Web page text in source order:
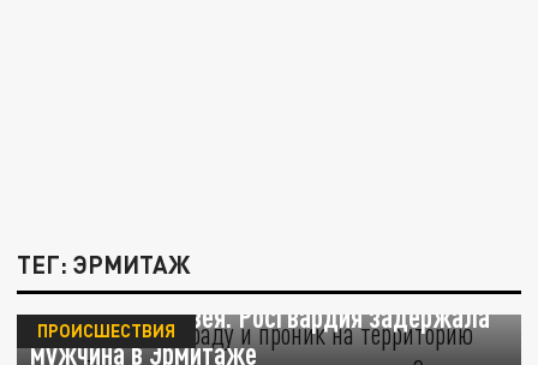
ТЕГ: ЭРМИТАЖ
Перелез через ограду и проник на
территорию музея. Росгвардия задержала
мужчина в Эрмитаже
ПРОИСШЕСТВИЯ